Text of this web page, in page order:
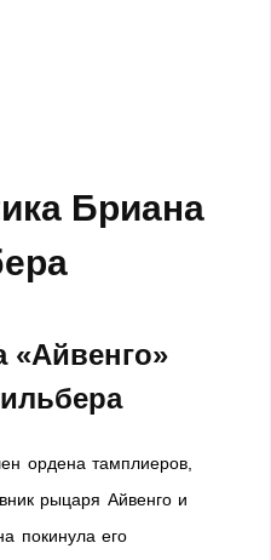
Бриана
«Айвенго»
ордена тамплиеров,
рыцаря Айвенго и
покинула его